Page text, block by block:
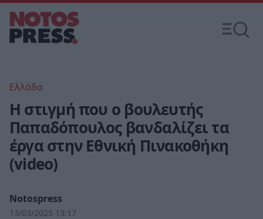
Ελλάδα
Η στιγμή που ο βουλευτής
Παπαδόπουλος βανδαλίζει τα
έργα στην Εθνική Πινακοθήκη
(video)
Notospress
13/03/2025 13:17